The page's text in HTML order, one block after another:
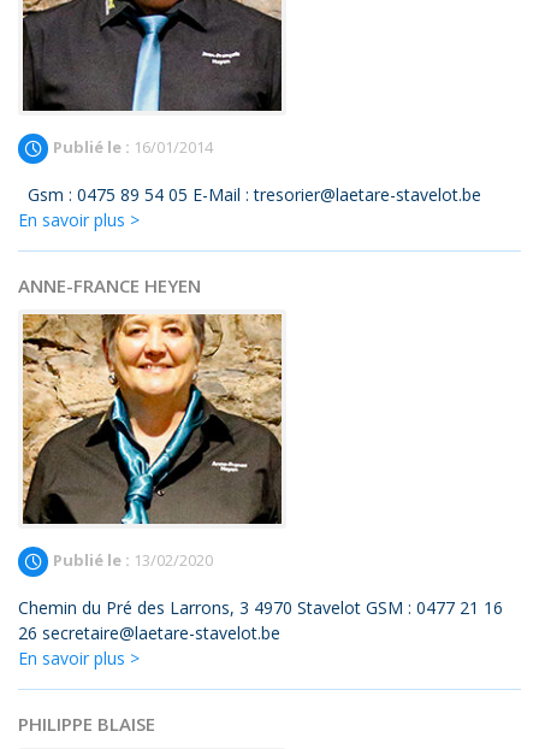
Publié le : 16/01/2014
Gsm : 0475 89 54 05 E-Mail : tresorier@laetare-stavelot.be
En savoir plus >
ANNE-FRANCE HEYEN
Publié le : 13/02/2020
Chemin du Pré des Larrons, 3 4970 Stavelot GSM : 0477 21 16
26 secretaire@laetare-stavelot.be
En savoir plus >
PHILIPPE BLAISE